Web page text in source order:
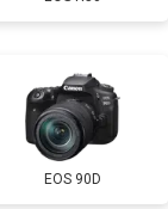
4300 ₽
3300 ₽
3100 ₽EOS 90D